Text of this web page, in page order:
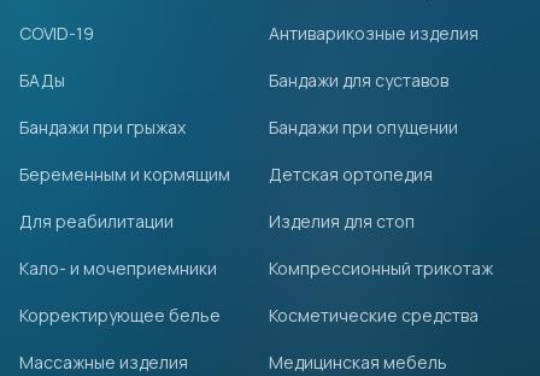
COVID-19 Антиварикозные изделия
БАДы Бандажи для суставов
Бандажи при грыжах Бандажи при опущении
Беременным и кормящим Детская ортопедия
Для реабилитации Изделия для стоп
Кало- и мочеприемники Компрессионный трикотаж
Корректирующее белье Косметические средства
Массажные изделия Медицинская мебель